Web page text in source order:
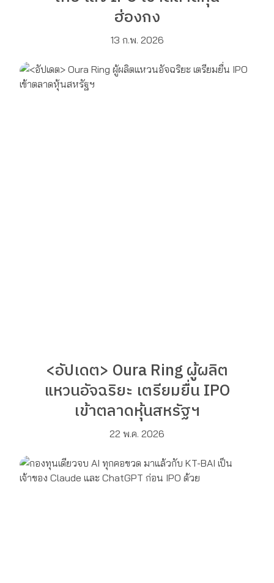
ฮ่องกง
13 ก.พ. 2026
<อัปเดต> Oura Ring ผู้ผลิต
แหวนอัจฉริยะ เตรียมยื่น IPO
เข้าตลาดหุ้นสหรัฐฯ
22 พ.ค. 2026